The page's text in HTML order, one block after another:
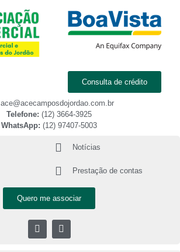
Consulta de crédito
ace@acecamposdojordao.com.br
Telefone: (12) 3664-3925
WhatsApp: (12) 97407-5003
Notícias
Prestação de contas
Quero me associar